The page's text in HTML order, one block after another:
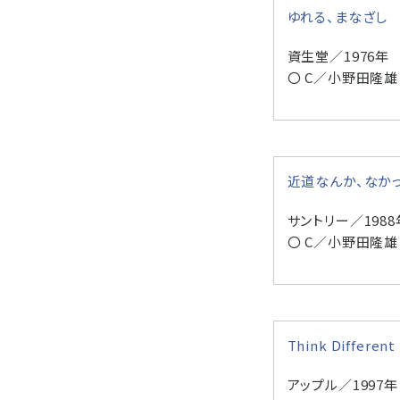
ゆれる、まなざし
資生堂／1976年
〇 C／小野田隆雄
近道なんか、なか
サントリー／1988
〇 C／小野田隆雄
Think Different
アップル／1997年